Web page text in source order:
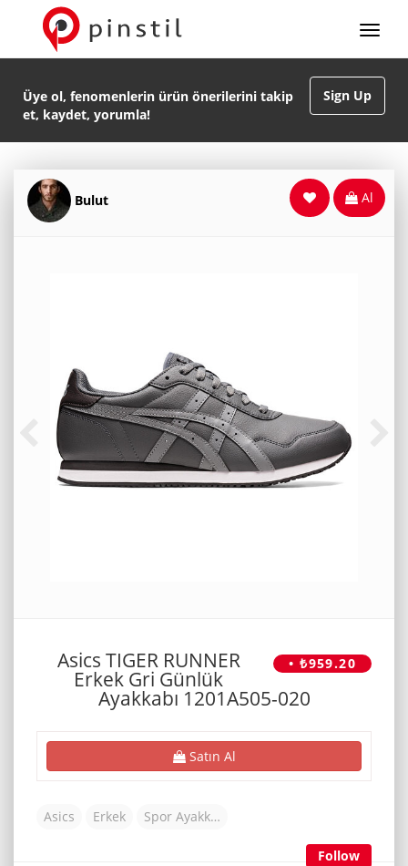
Sign Up
Üye ol, fenomenlerin ürün önerilerini takip
et, kaydet, yorumla!
Bulut Al
• ₺959.20
Asics TIGER RUNNER
Erkek Gri Günlük
Ayakkabı 1201A505-020
Satın Al
Asics Erkek Spor Ayakkabı
Follow